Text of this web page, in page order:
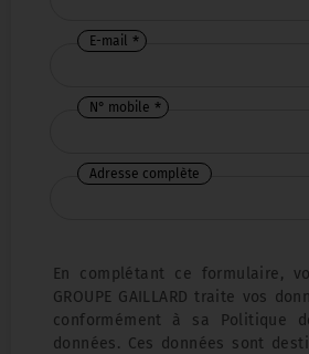
E-mail
N° mobile
Adresse complète
En complétant ce formulaire,
GROUPE GAILLARD traite vos
conformément à sa Politique
données. Ces données sont